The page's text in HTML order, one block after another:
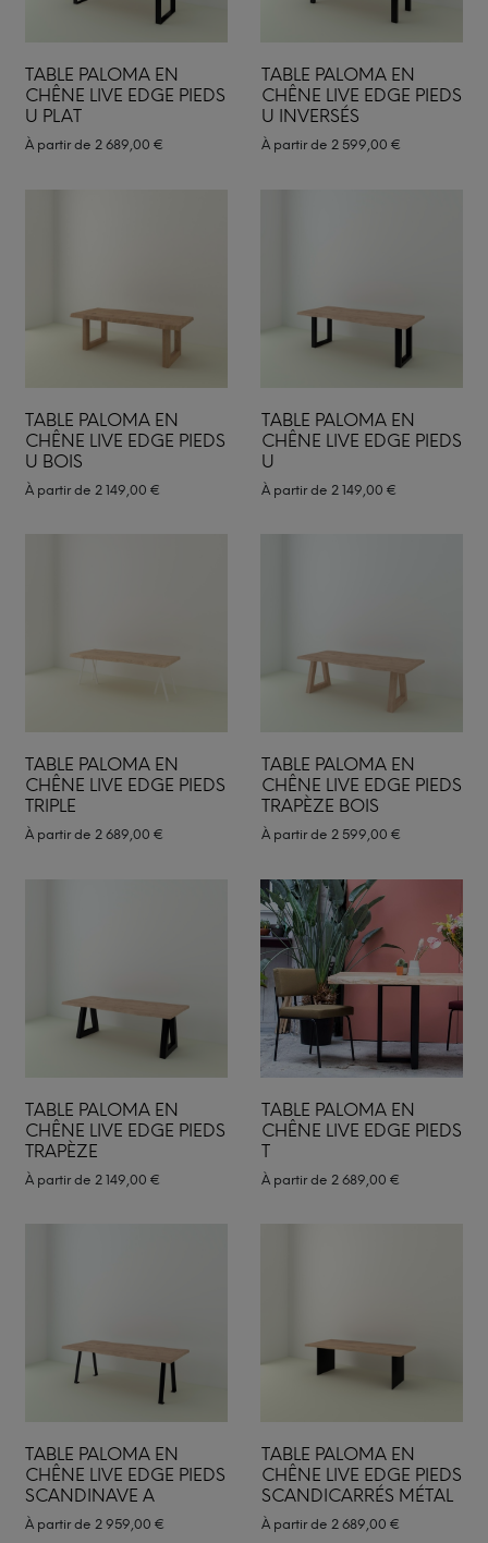
TABLE PALOMA EN
CHÊNE LIVE EDGE PIEDS
U PLAT
À partir de 2 689,00 €
TABLE PALOMA EN
CHÊNE LIVE EDGE PIEDS
U INVERSÉS
À partir de 2 599,00 €
TABLE PALOMA EN
CHÊNE LIVE EDGE PIEDS
U BOIS
À partir de 2 149,00 €
TABLE PALOMA EN
CHÊNE LIVE EDGE PIEDS
U
À partir de 2 149,00 €
TABLE PALOMA EN
CHÊNE LIVE EDGE PIEDS
TRIPLE
À partir de 2 689,00 €
TABLE PALOMA EN
CHÊNE LIVE EDGE PIEDS
TRAPÈZE BOIS
À partir de 2 599,00 €
TABLE PALOMA EN
CHÊNE LIVE EDGE PIEDS
TRAPÈZE
À partir de 2 149,00 €
TABLE PALOMA EN
CHÊNE LIVE EDGE PIEDS
T
À partir de 2 689,00 €
TABLE PALOMA EN
CHÊNE LIVE EDGE PIEDS
SCANDINAVE A
À partir de 2 959,00 €
TABLE PALOMA EN
CHÊNE LIVE EDGE PIEDS
SCANDICARRÉS MÉTAL
À partir de 2 689,00 €